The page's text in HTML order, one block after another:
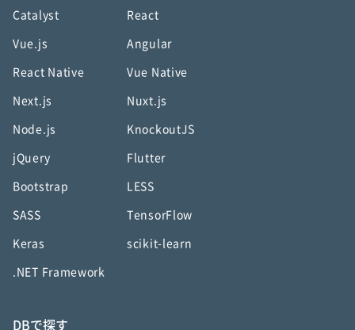
Catalyst React
Vue.js Angular
React Native Vue Native
Next.js Nuxt.js
Node.js KnockoutJS
jQuery Flutter
Bootstrap LESS
SASS TensorFlow
Keras scikit-learn
.NET Framework
DBで探す